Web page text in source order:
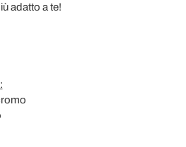
adatto a te!